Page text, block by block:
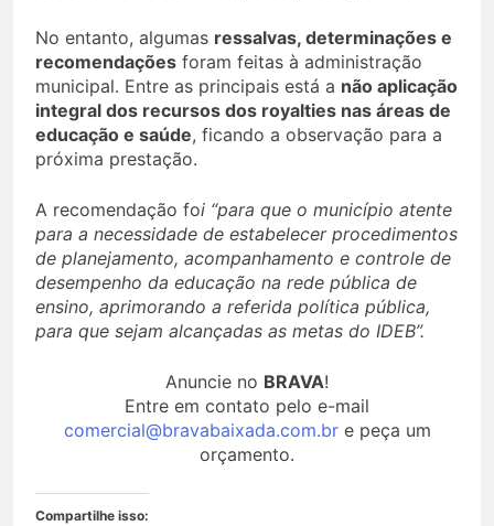
No entanto, algumas ressalvas, determinações e
recomendações foram feitas à administração
municipal. Entre as principais está a não aplicação
integral dos recursos dos royalties nas áreas de
educação e saúde, ficando a observação para a
próxima prestação.
A recomendação foi “para que o município atente
para a necessidade de estabelecer procedimentos
de planejamento, acompanhamento e controle de
desempenho da educação na rede pública de
ensino, aprimorando a referida política pública,
para que sejam alcançadas as metas do IDEB”.
Anuncie no BRAVA!
Entre em contato pelo e-mail
comercial@bravabaixada.com.bre peça um
orçamento.
Compartilhe isso: